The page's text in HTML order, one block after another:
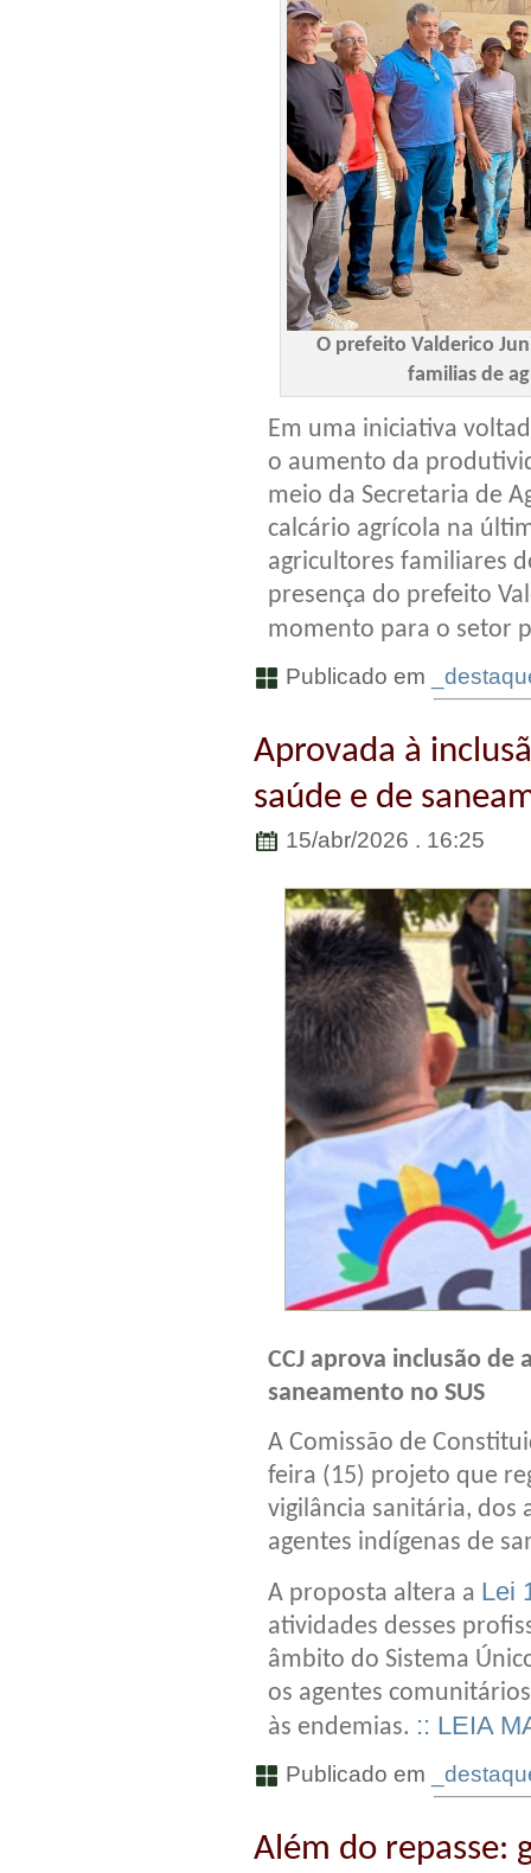
O prefeito Valderico
familias de
Em uma iniciativa
o aumento da
meio da Secretaria de
calcário agrícola na
agricultores familiares
presença do prefeito
momento para o setor
Publicado em
Aprovada à
saúde e de
15/abr/2026 . 16:25
CCJ aprova inclusão de
saneamento no SUS
A Comissão de
feira (15) projeto que
vigilância sanitária, dos
agentes indígenas de
A proposta altera a Lei
atividades desses
âmbito do Sistema
os agentes
às endemias. :: LEIA
Publicado em
Além do repasse: